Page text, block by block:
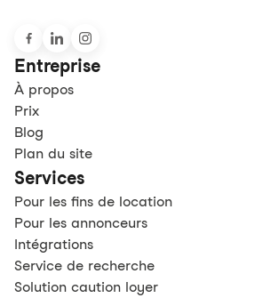
Entreprise
À propos
Prix
Blog
Plan du site
Services
Pour les fins de location
Pour les annonceurs
Intégrations
Service de recherche
Solution caution loyer